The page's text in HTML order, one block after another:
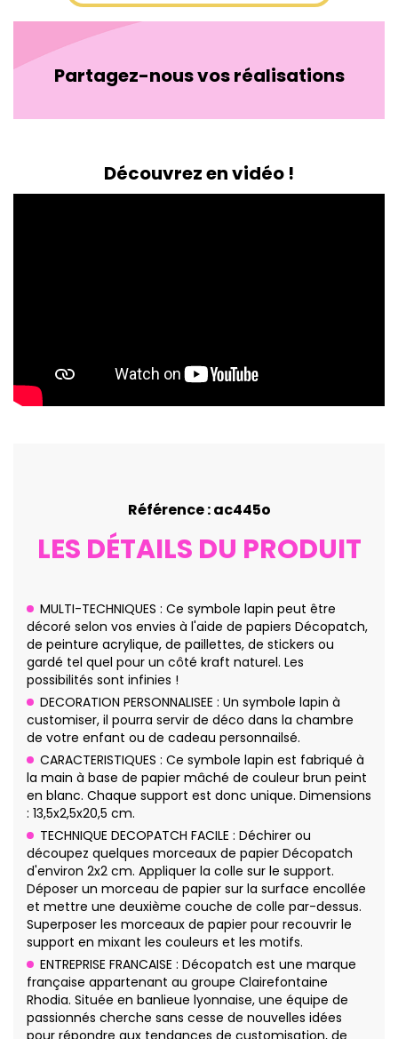
Partagez-nous vos réalisations
Découvrez en vidéo !
Référence : ac445o
LES DÉTAILS DU PRODUIT
MULTI-TECHNIQUES : Ce symbole lapin peut être
décoré selon vos envies à l'aide de papiers Décopatch,
de peinture acrylique, de paillettes, de stickers ou
gardé tel quel pour un côté kraft naturel. Les
possibilités sont infinies !
DECORATION PERSONNALISEE : Un symbole lapin à
customiser, il pourra servir de déco dans la chambre
de votre enfant ou de cadeau personnailsé.
CARACTERISTIQUES : Ce symbole lapin est fabriqué à
la main à base de papier mâché de couleur brun peint
en blanc. Chaque support est donc unique. Dimensions
: 13,5x2,5x20,5 cm.
TECHNIQUE DECOPATCH FACILE : Déchirer ou
découpez quelques morceaux de papier Décopatch
d'environ 2x2 cm. Appliquer la colle sur le support.
Déposer un morceau de papier sur la surface encollée
et mettre une deuxième couche de colle par-dessus.
Superposer les morceaux de papier pour recouvrir le
support en mixant les couleurs et les motifs.
ENTREPRISE FRANCAISE : Décopatch est une marque
française appartenant au groupe Clairefontaine
Rhodia. Située en banlieue lyonnaise, une équipe de
passionnés cherche sans cesse de nouvelles idées